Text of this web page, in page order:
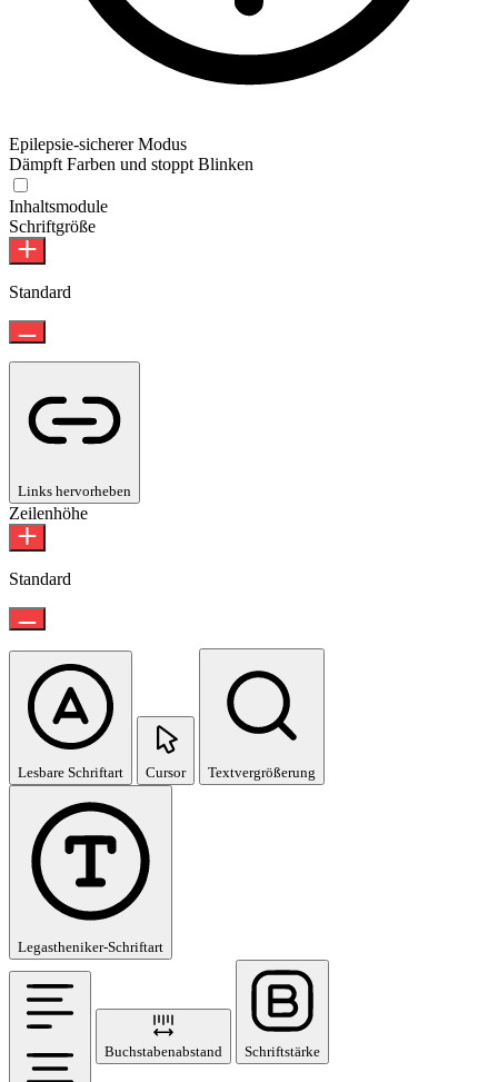
Epilepsie-sicherer Modus
Dämpft Farben und stoppt Blinken
Inhaltsmodule
Schriftgröße
Standard
Links hervorheben
Zeilenhöhe
Standard
Lesbare Schriftart Cursor Textvergrößerung
Legastheniker-Schriftart
Buchstabenabstand Schriftstärke